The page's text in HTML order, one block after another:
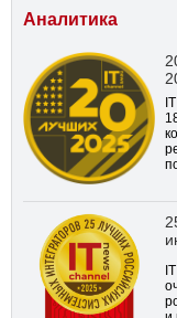
Аналитика